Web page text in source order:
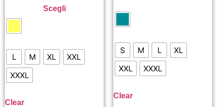
Scegli
L M XL
XXL
XXXL
Clear
S M L
XL
XXL
XXXL
Clear